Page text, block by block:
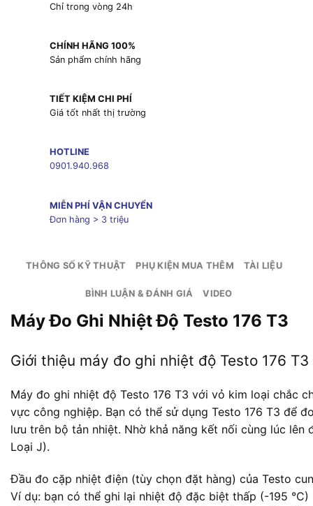
Chỉ trong vòng 24h
CHÍNH HÃNG 100%
Sản phẩm chính hãng
TIẾT KIỆM CHI PHÍ
Giá tốt nhất thị trường
HOTLINE
0901.940.968
MIỄN PHÍ VẬN CHUYỂN
Đơn hàng > 3 triệu
THÔNG SỐ KỸ THUẬT PHỤ KIỆN MUA THÊM TÀI LIỆU
BÌNH LUẬN & ĐÁNH GIÁ VIDEO
Máy Đo Ghi Nhiệt Độ Testo 176 T3
Giới thiệu máy đo ghi nhiệt độ Testo 176 T3
Máy đo ghi nhiệt độ Testo 176 T3 với vỏ kim loại chắc
vực công nghiệp. Bạn có thể sử dụng Testo 176 T3 để
lưu trên bộ tản nhiệt. Nhờ khả năng kết nối cùng lúc lên
Loại J).
Đầu đo cặp nhiệt điện (tùy chọn đặt hàng) của Testo
Ví dụ: bạn có thể ghi lại nhiệt độ đặc biệt thấp (-195